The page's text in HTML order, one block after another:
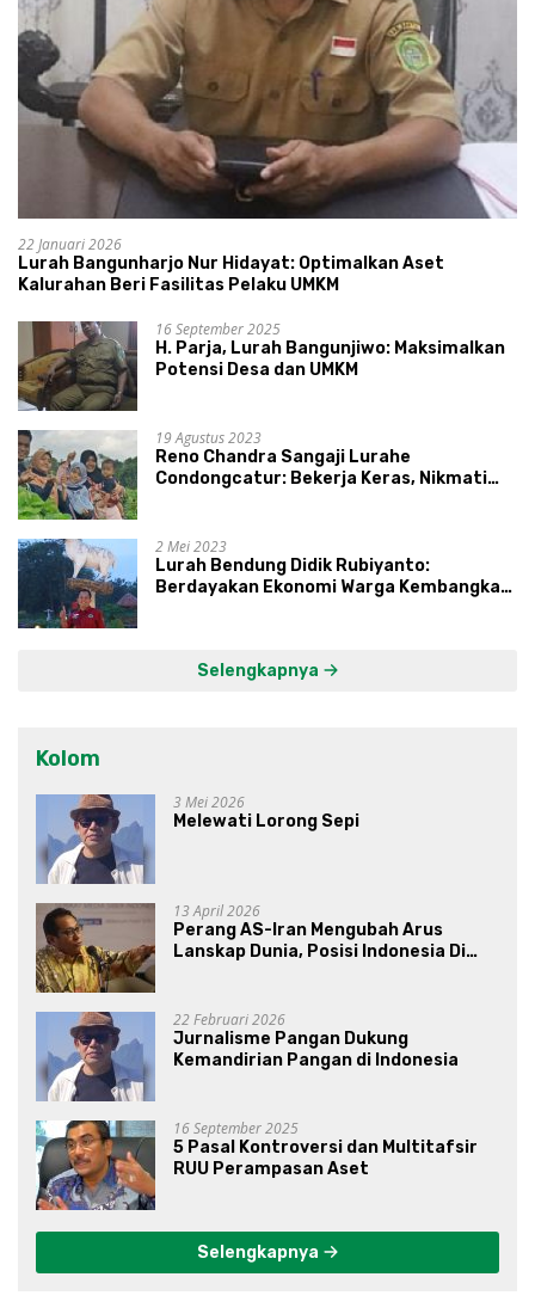
22 Januari 2026
Lurah Bangunharjo Nur Hidayat: Optimalkan Aset
Kalurahan Beri Fasilitas Pelaku UMKM
16 September 2025
H. Parja, Lurah Bangunjiwo: Maksimalkan
Potensi Desa dan UMKM
19 Agustus 2023
Reno Chandra Sangaji Lurahe
Condongcatur: Bekerja Keras, Nikmati
2 Mei 2023
Lurah Bendung Didik Rubiyanto:
Berdayakan Ekonomi Warga Kembangkan
Selengkapnya
Kolom
3 Mei 2026
Melewati Lorong Sepi
13 April 2026
Perang AS-Iran Mengubah Arus
Lanskap Dunia, Posisi Indonesia Di
22 Februari 2026
Jurnalisme Pangan Dukung
Kemandirian Pangan di Indonesia
16 September 2025
5 Pasal Kontroversi dan Multitafsir
RUU Perampasan Aset
Selengkapnya